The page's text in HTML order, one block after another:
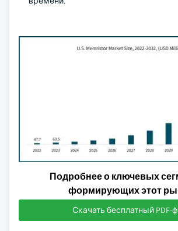
Подробнее о ключевых
формирующих этот
Скачать бесплатный PDF-